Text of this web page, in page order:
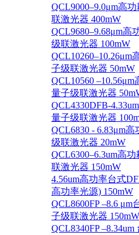
QCL9000–9.0μm高
联激光器 400mW
QCL9680–9.68μm高
级联激光器 100mW
子级联激光器 50mW
QCL10560
量子级联激光器
QCL4330DFB-
量子级联激光器
QCL6830 - 6.83μm
级联激光器 20mW
QCL6300–6.3um高
联激光器 150mW
4.56um高功率台式
高功率光源) 150mW
QCL8600FP –8.6
子级联激光器 150mW
QCL8340FP